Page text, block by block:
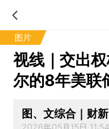
图片
视线｜交出
尔的8年美联
图、文综合｜财